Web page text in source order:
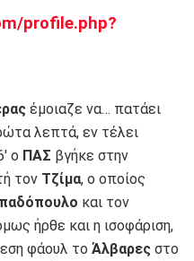
profile.php?
έμοιαζε να… πατάει
λεπτά, εν τέλει
ο ΠΑΣ βγήκε στην
τον Τζίμα, ο οποίος
και τον
ήρθε και η ισοφάριση,
φάουλ το Άλβαρες στο